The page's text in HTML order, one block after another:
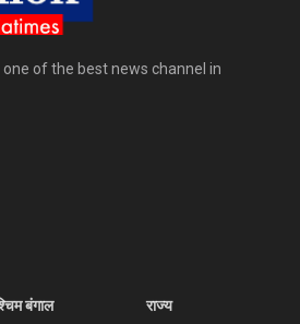
of the best news channel in
बंगाल
राज्य